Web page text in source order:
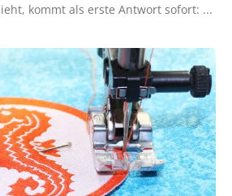
kommt als erste Antwort sofort: ...